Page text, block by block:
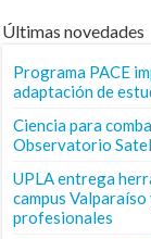
Últimas novedades
Programa PACE
adaptación de
Ciencia para
Observatorio
UPLA entrega
campus
profesionales